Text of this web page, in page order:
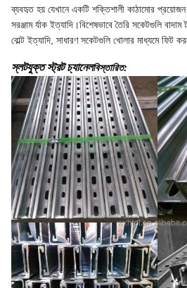
ব্যবহৃত হয় যেখানে একটি শক্তিশালী কাঠামোর প্রয়োজন
সরঞ্জাম র্যাক ইত্যাদি।বিশেষভাবে তৈরি সকেটগুলি
বোল্ট ইত্যাদি, সাধারণ সকেটগুলি খোলার মাধ্যমে ফিট
স্লটযুক্ত স্ট্রট চ্যানেলবিস্তারিত: